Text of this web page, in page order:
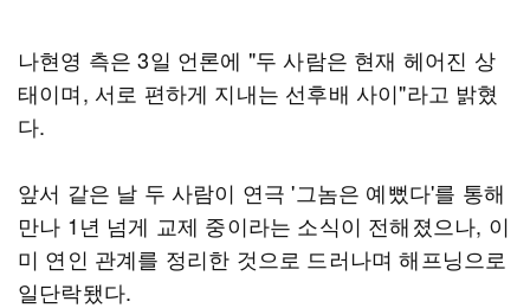
나현영 측은 3일 언론에 "두 사람은 현재 헤어진 상
태이며, 서로 편하게 지내는 선후배 사이"라고 밝혔
다.
앞서 같은 날 두 사람이 연극 '그놈은 예뻤다'를 통해
만나 1년 넘게 교제 중이라는 소식이 전해졌으나, 이
미 연인 관계를 정리한 것으로 드러나며 해프닝으로
일단락됐다.